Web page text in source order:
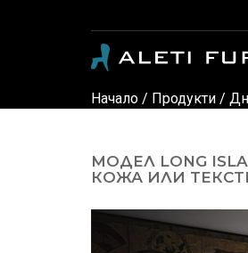
Начало / Продукти /
МОДЕЛ LONG
КОЖА ИЛИ